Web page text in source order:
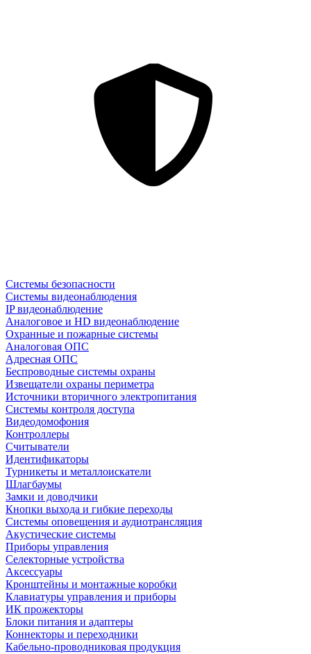
Системы безопасности
Системы видеонаблюдения
IP видеонаблюдение
Аналоговое и HD видеонаблюдение
Охранные и пожарные системы
Аналоговая ОПС
Адресная ОПС
Беспроводные системы охраны
Извещатели охраны периметра
Источники вторичного электропитания
Системы контроля доступа
Видеодомофония
Контроллеры
Считыватели
Идентификаторы
Турникеты и металлоискатели
Шлагбаумы
Замки и доводчики
Кнопки выхода и гибкие переходы
Системы оповещения и аудиотрансляция
Акустические системы
Приборы управления
Селекторные устройства
Аксессуары
Кронштейны и монтажные коробки
Клавиатуры управления и приборы
ИК прожекторы
Блоки питания и адаптеры
Коннекторы и переходники
Кабельно-проводниковая продукция